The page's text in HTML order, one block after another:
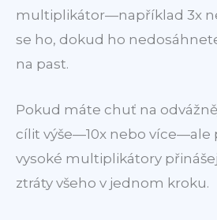
multiplikátor—například 3x
se ho, dokud ho
na past.
Pokud máte chuť na
cílit výše—10x nebo více—ale
vysoké multiplikátory
ztráty všeho v jednom kroku.